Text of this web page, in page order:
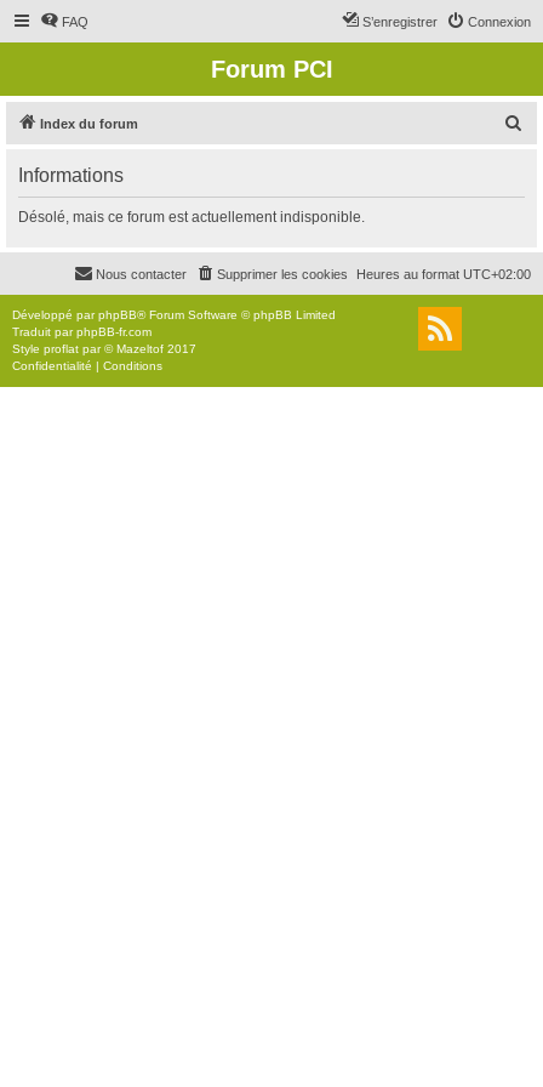
FAQ Connexion
S’enregistrer
Forum PCI
Index du forum
r
c
r
Informations
Désolé, mais ce forum est actuellement indisponible.
Heures au format UTC+02:00
Supprimer les cookies
Nous contacter
Développé parphpBB® Forum Software © phpBB Limited
Traduit parphpBB-fr.com
Style proflat par ©Mazeltof 2017
Confidentialité | Conditions